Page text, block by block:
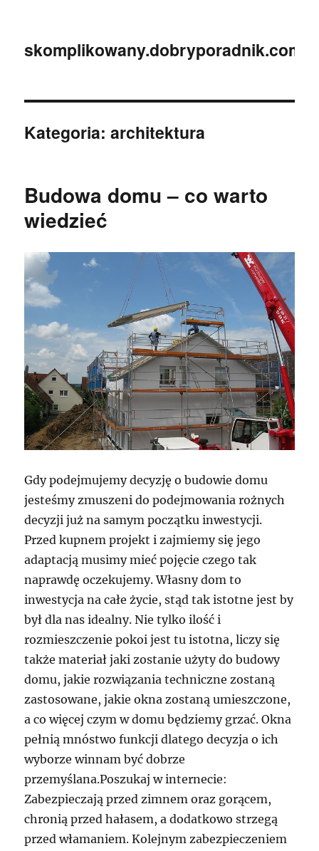
Kategoria:architektura
Budowa domu – co warto
wiedzieć
Gdy podejmujemy decyzję o budowie domu
jesteśmy zmuszeni do podejmowania rożnych
decyzji już na samym początku inwestycji.
Przed kupnem projekt i zajmiemy się jego
adaptacją musimy mieć pojęcie czego tak
naprawdę oczekujemy. Własny dom to
inwestycja na całe życie, stąd tak istotne jest by
był dla nas idealny. Nie tylko ilość i
rozmieszczenie pokoi jest tu istotna, liczy się
także materiał jaki zostanie użyty do budowy
domu, jakie rozwiązania techniczne zostaną
zastosowane, jakie okna zostaną umieszczone,
a co więcej czym w domu będziemy grzać. Okna
pełnią mnóstwo funkcji dlatego decyzja o ich
wyborze winnam być dobrze
przemyślana.Poszukaj w internecie:
Zabezpieczają przed zimnem oraz gorącem,
chronią przed hałasem, a dodatkowo strzegą
przed włamaniem. Kolejnym zabezpieczeniem